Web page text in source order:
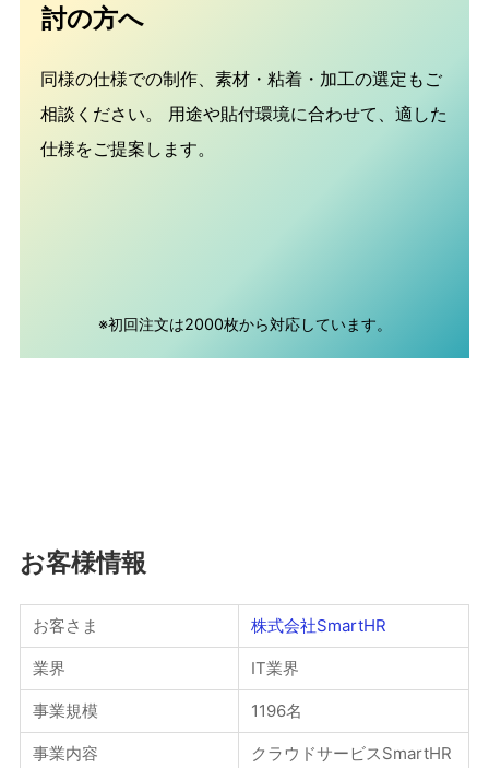
討の方へ
同様の仕様での制作、素材・粘着・加工の選定もご
相談ください。
用途や貼付環境に合わせて、適した
仕様をご提案します。
※初回注文は2000枚から対応しています。
お客様情報
お客さま 株式会社SmartHR
業界 IT業界
事業規模 1196名
事業内容
クラウドサービスSmartHR